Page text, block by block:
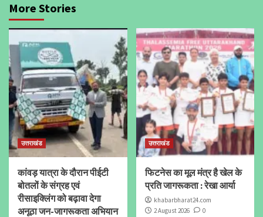
More Stories
उत्तराखंड
कांवड़ यात्रा के दौरान पीईटी
बोतलों के संग्रह एवं
रीसाइक्लिंग को बढ़ावा देगा
अनूठा जन-जागरूकता अभियान
उत्तराखंड
फिटनेस का मूल मंत्र है खेल के
प्रति जागरूकता : रेखा आर्या
khabarbharat24.com
2 August 2026
0